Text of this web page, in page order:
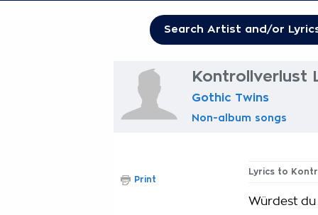
Kontrollverlust
Gothic Twins
Non-album songs
Lyrics to
Würdest
Print